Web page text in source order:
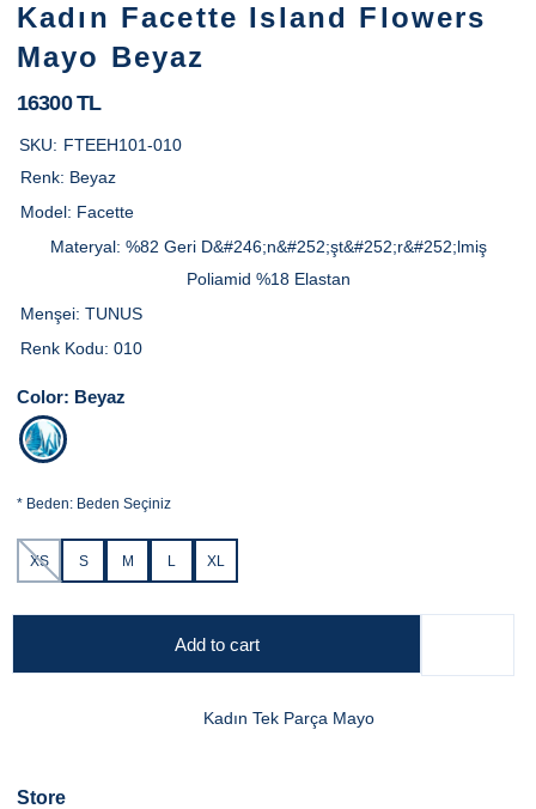
Kadın Facette Island Flowers
Mayo Beyaz
16300 TL
SKU: FTEEH101-010
Renk: Beyaz
Model: Facette
Materyal: %82 Geri D&#246;n&#252;şt&#252;r&#252;lmiş
Poliamid %18 Elastan
Menşei: TUNUS
Renk Kodu: 010
Color: Beyaz
* Beden: Beden Seçiniz
XS S M L XL
Add to cart
Kadın Tek Parça Mayo
Store